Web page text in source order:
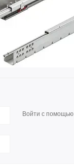
Войти с помощью